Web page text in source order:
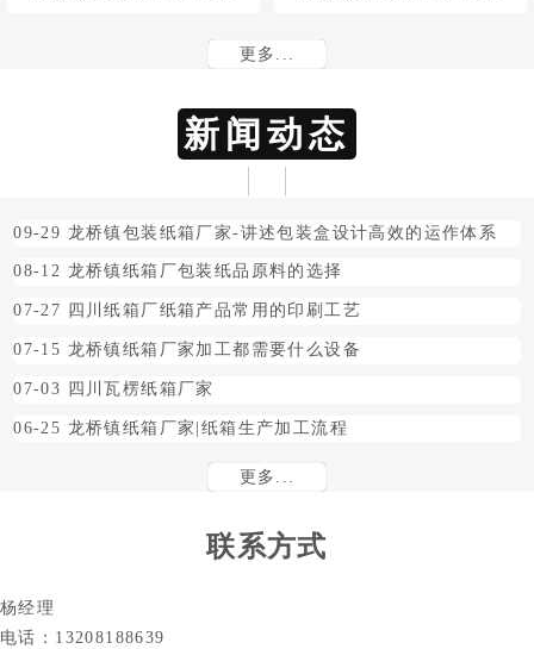
更多...
新闻动态
09-29 龙桥镇包装纸箱厂家-讲述包装盒设计高效的运作体系
08-12 龙桥镇纸箱厂包装纸品原料的选择
07-27 四川纸箱厂纸箱产品常用的印刷工艺
07-15 龙桥镇纸箱厂家加工都需要什么设备
07-03 四川瓦楞纸箱厂家
06-25 龙桥镇纸箱厂家|纸箱生产加工流程
更多...
联系方式
杨经理
电话：13208188639